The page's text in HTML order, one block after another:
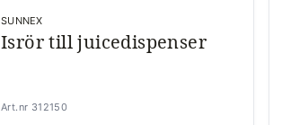
SUNNEX
Isrör till juicedispenser
Art.nr 312150